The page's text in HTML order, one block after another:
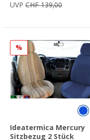
UVP CHF 139,00
%
Ideatermica Mercury
Sitzbezug 2 Stück